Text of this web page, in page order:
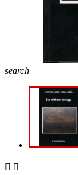
search
 